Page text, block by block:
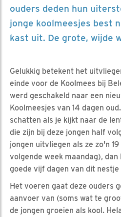
ouders deden hun
jonge koolmeesjes best
kast uit. De grote, wijde
Gelukkig betekent het
einde voor de Koolmees bij
werd geschakeld naar een
Koolmeesjes van 14 dagen
schatten als je kijkt naar de
die zijn bij deze jongen half
jongen uitvliegen als ze zo'n
volgende week maandag), dan
goede vijf dagen van dit
Het voeren gaat deze ouders
aanvoer van (soms wat te
de jongen groeien als kool.